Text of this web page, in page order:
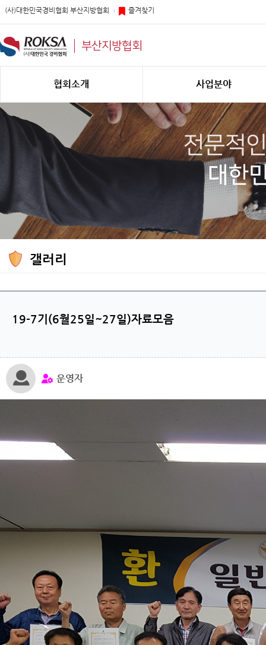
(사)대한민국경비협회 부산지방협회 즐겨찾기
부산지방협회
협회소개 사업분야
갤러리
19-7기(6월25일~27일)자료모음
운영자